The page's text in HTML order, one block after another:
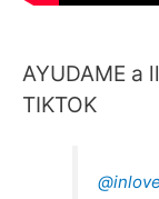
AYUDAME a
TIKTOK